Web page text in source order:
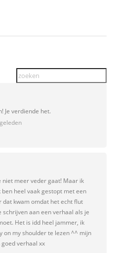
Je verdiende het.
niet meer veder gaat! Maar ik
ben heel vaak gestopt met een
dat kwam omdat het echt flut
aan een verhaal als je
Het is idd heel jammer, ik
on my shoulder te lezen ^^ mijn
verhaal xx